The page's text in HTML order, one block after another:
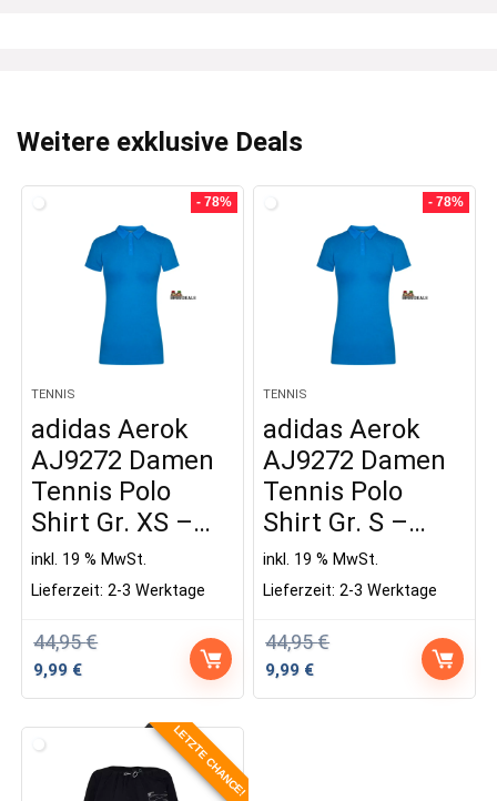
Weitere exklusive Deals
- 78%
TENNIS
adidas Aerok
AJ9272 Damen
Tennis Polo
Shirt Gr. XS –…
44,95€
Ursprünglicher
9,99 €Aktueller
inkl. 19 % MwSt.
Lieferzeit:2-3 Werktage
- 78%
TENNIS
adidas Aerok
AJ9272 Damen
Tennis Polo
Shirt Gr. S –…
44,95€
Ursprünglicher
9,99 €Aktueller
inkl. 19 % MwSt.
Lieferzeit:2-3 Werktage
LETZTE CHANCE!